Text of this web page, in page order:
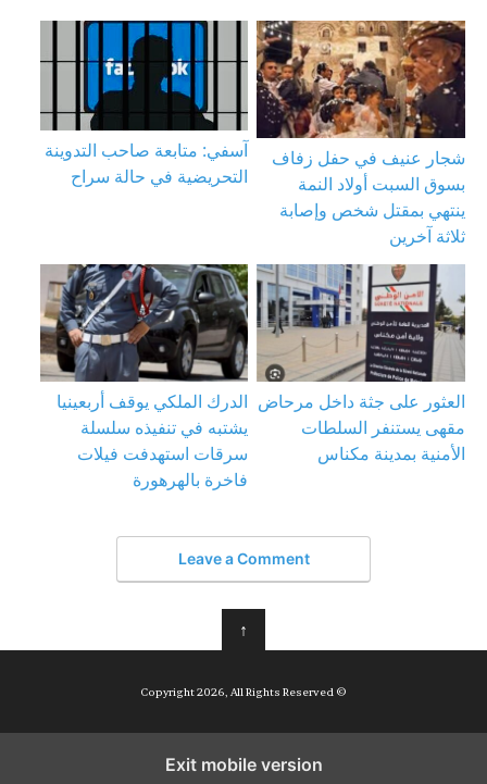
شجار عنيف في حفل زفاف
بسوق السبت أولاد النمة
ينتهي بمقتل شخص وإصابة
ثلاثة آخرين
آسفي: متابعة صاحب التدوينة
التحريضية في حالة سراح
العثور على جثة داخل مرحاض
مقهى يستنفر السلطات
الأمنية بمدينة مكناس
الدرك الملكي يوقف أربعينيا
يشتبه في تنفيذه سلسلة
سرقات استهدفت فيلات
فاخرة بالهرهورة
Leave a Comment
↑
© Copyright 2026, All Rights Reserved
Exit mobile version